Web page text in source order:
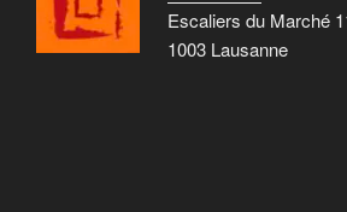
Escaliers du Marché
1003 Lausanne